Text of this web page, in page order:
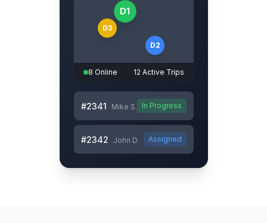
D1
D2
D3
8 Online 12 Active Trips
#2341 Mike S. In Progress
#2342 John D. Assigned